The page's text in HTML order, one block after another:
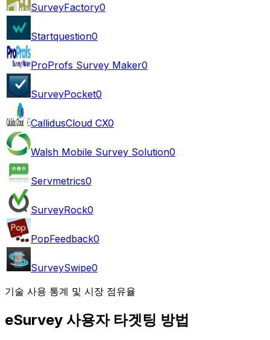
SurveyFactory0
Startquestion0
ProProfs Survey Maker0
SurveyPocket0
CallidusCloud CX0
Walsh Mobile Survey Solution0
Servmetrics0
SurveyRock0
PopFeedback0
SurveySwipe0
기술 사용 통계 및 시장 점유율
eSurvey 사용자 타겟팅 방법